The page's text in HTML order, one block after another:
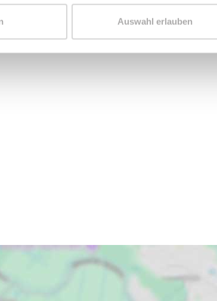
Auswahl erlauben
Lage, im beliebten Stadtteil Leipzig-
einem Abstellraum, einer Wohnküche und